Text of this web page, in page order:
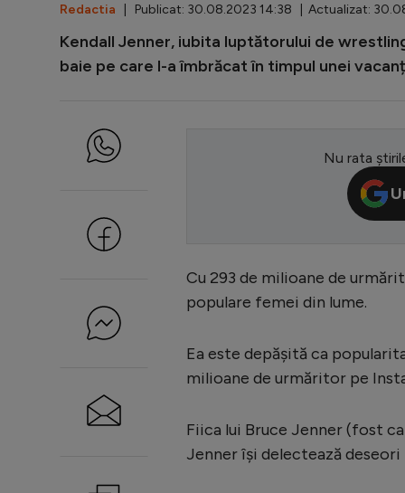
Redactia | Publicat: 30.08.2023 14:38 | Actualizat:
Kendall Jenner, iubita luptătorului de
baie pe care l-a îmbrăcat în timpul unei
Nu rata
Cu 293 de milioane de
populare femei din lume.
Ea este depășită ca
milioane de urmăritor pe
Fiica lui Bruce Jenner (fost
Jenner își delectează